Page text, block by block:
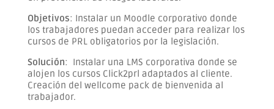
Objetivos: Instalar un Moodle corporativo donde
los trabajadores puedan acceder para realizar los
cursos de PRL obligatorios por la legislación.
Solución: Instalar una LMS corporativa donde se
alojen los cursos Click2prl adaptados al cliente.
Creación del wellcome pack de bienvenida al
trabajador.